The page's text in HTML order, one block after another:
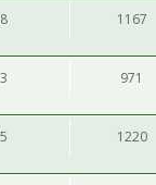
8 1167
3 971
5 1220